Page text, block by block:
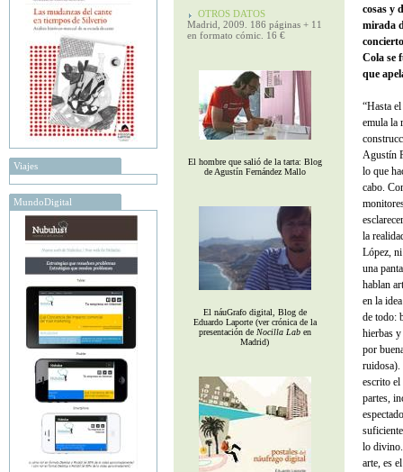
Viajes
MundoDigital
OTROS DATOS
Madrid, 2009. 186 páginas + 11
en formato cómic. 16 €
El hombre que salió de la tarta: Blog
de Agustín Fernández Mallo
El náuGrafo digital, Blog de
Eduardo Laporte (ver crónica de la
presentación de Nocilla Laben
Madrid)
cosas y
mirada
Cola se
que
“Hasta
emula la
Agustín
lo que
cabo.
la
López,
una
hablan
en la
de todo:
hierbas y
por
ruidosa).
escrito
partes,
lo divino.
arte, es